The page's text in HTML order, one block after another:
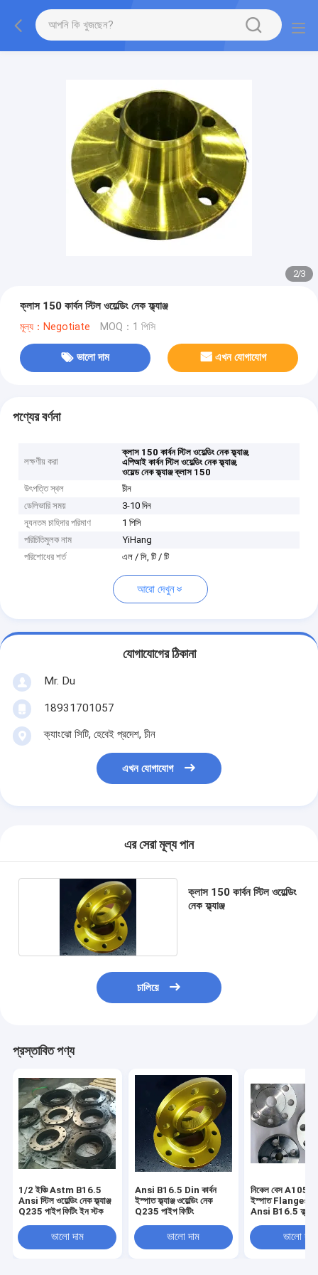
2/3
ক্লাস 150 কার্বন স্টিল ওয়েল্ডিং নেক ফ্ল্যাঞ্জ
মূল্য：Negotiate MOQ：1 পিসি
ভালো দাম এখন যোগাযোগ
পণ্যের বর্ণনা
লক্ষণীয় করা
ক্লাস 150 কার্বন স্টিল ওয়েল্ডিং নেক ফ্ল্যাঞ্জ,
এপিআই কার্বন স্টিল ওয়েল্ডিং নেক ফ্ল্যাঞ্জ,
ওয়েল্ড নেক ফ্ল্যাঞ্জ ক্লাস 150
উৎপত্তি স্থল
চীন
ডেলিভারি সময়
3-10 দিন
ন্যূনতম চাহিদার পরিমাণ
1 পিসি
পরিচিতিমুলক নাম
YiHang
পরিশোধের শর্ত
এল / সি, টি / টি
আরো দেখুন
যোগাযোগের ঠিকানা
Mr. Du
18931701057
ক্যাংঝো সিটি, হেবেই প্রদেশ, চীন
এখন যোগাযোগ
এর সেরা মূল্য পান
ক্লাস 150 কার্বন স্টিল ওয়েল্ডিং
নেক ফ্ল্যাঞ্জ
চালিয়ে
প্রস্তাবিত পণ্য
1/2 ইঞ্চি Astm B16.5
Ansi স্টিল ওয়েল্ডিং নেক ফ্ল্যাঞ্জ
Q235 পাইপ ফিটিং ইন স্টক
ভালো দাম
Ansi B16.5 Din কার্বন
ইস্পাত ফ্ল্যাঞ্জ ওয়েল্ডিং নেক
Q235 পাইপ ফিটিং
ভালো দাম
নিকেল বেস A105
ইস্পাত Flanges
Ansi B16.5 ফ্ল্যাট
ভালো দাম